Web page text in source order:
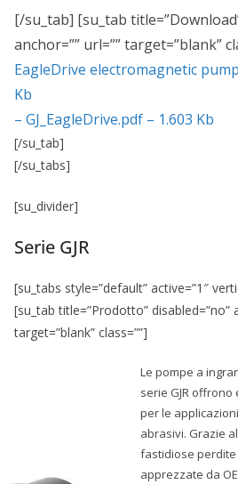
[/su_tab] [su_tab
anchor=”” url=”” target=”blank”
EagleDrive electromagnetic
Kb
– GJ_EagleDrive.pdf – 1.603 Kb
[/su_tab]
[/su_tabs]
[su_divider]
Serie GJR
[su_tabs style=”default” active=”1″
[su_tab title=”Prodotto” disabled=”no”
target=”blank” class=””]
Le pompe a
serie GJR
per le
abrasivi. Grazie
fastidiose
apprezzate da